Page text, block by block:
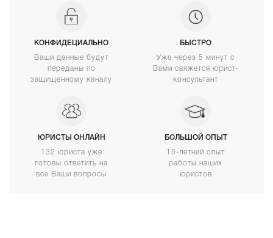
КОНФИДЕЦИАЛЬНО
Ваши данные будут
переданы по
защищенному каналу
БЫСТРО
Уже через 5 минут с
Вами свяжется юрист-
консультант
ЮРИСТЫ ОНЛАЙН
132 юриста уже
готовы ответить на
все Ваши вопросы
БОЛЬШОЙ ОПЫТ
15-летний опыт
работы наших
юристов